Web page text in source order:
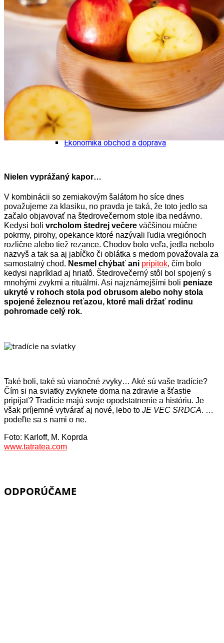
Hrady
Podujatia
Výstava
Galéria
Folklór
Ubytovanie
Pobyty
Wellness
Gastro
Kaviarne
Kultúra a tradície
Kúpele
Šport a agroturistika
Školstvo
Ekonomika obchod a doprava
Nielen vyprážaný kapor…
V kombinácii so zemiakovým šalátom ho síce dnes
považujeme za klasiku, no pravda je taká, že toto jedlo sa
začalo objavovať na štedrovečernom stole iba nedávno.
Kedysi boli vrcholom štedrej večere väčšinou múčne
pokrmy, pirohy, opekance ktoré nazývali ľudia vregiónoch
rozlične alebo tiež rezance. Chodov bolo veľa, jedla nebolo
nazvyš a tak sa aj jabĺčko či oblátka s medom považovala za
samostatný chod. Nesmel chýbať ani prípitok, čím bolo
kedysi napríklad aj hriatô. Štedrovečerný stôl bol spojený s
mnohými zvykmi a rituálmi. Asi najznámejšími boli peniaze
ukryté v rohoch stola pod obrusom alebo nohy stola
spojené železnou reťazou, ktoré mali držať rodinu
pohromade celý rok.
Také boli, také sú vianočné zvyky… Aké sú vaše tradície?
Čím si na sviatky zvyknete doma na zdravie a šťastie
pripíjať? Tradície majú svoje opodstatnenie a históriu. Je
však príjemné vytvárať aj nové, lebo to JE VEC SRDCA. …
podeľte sa s nami o ne.
Foto: Karloff, M. Koprda
www.tatratea.com
ODPORÚČAME